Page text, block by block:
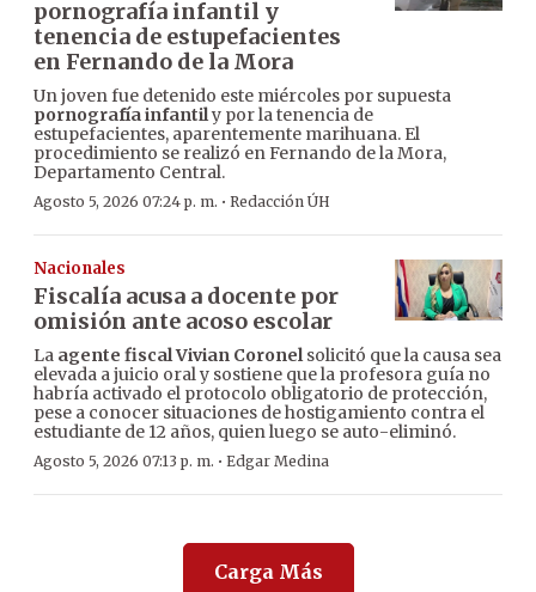
pornografía infantil y
tenencia de estupefacientes
en Fernando de la Mora
Un joven fue detenido este miércoles por supuesta
pornografía infantily por la tenencia de
estupefacientes, aparentemente marihuana. El
procedimiento se realizó en Fernando de la Mora,
Departamento Central.
Agosto 5, 2026 07:24 p. m. · Redacción ÚH
Nacionales
Fiscalía acusa a docente por
omisión ante acoso escolar
La agente fiscal Vivian Coronelsolicitó que la causa sea
elevada a juicio oral y sostiene que la profesora guía no
habría activado el protocolo obligatorio de protección,
pese a conocer situaciones de hostigamiento contra el
estudiante de 12 años, quien luego se auto-eliminó.
Agosto 5, 2026 07:13 p. m. · Edgar Medina
Carga Más